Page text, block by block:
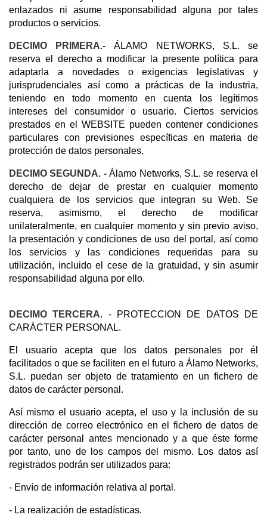
enlazados ni asume responsabilidad alguna por tales
productos o servicios.
DECIMO PRIMERA.-ÁLAMO NETWORKS, S.L. se
reserva el derecho a modificar la presente política para
adaptarla a novedades o exigencias legislativas y
jurisprudenciales así como a prácticas de la industria,
teniendo en todo momento en cuenta los legítimos
intereses del consumidor o usuario. Ciertos servicios
prestados en el WEBSITE pueden contener condiciones
particulares con previsiones específicas en materia de
protección de datos personales.
DECIMO SEGUNDA. -Álamo Networks, S.L. se reserva el
derecho de dejar de prestar en cualquier momento
cualquiera de los servicios que integran su Web. Se
reserva, asimismo, el derecho de modificar
unilateralmente, en cualquier momento y sin previo aviso,
la presentación y condiciones de uso del portal, así como
los servicios y las condiciones requeridas para su
utilización, incluido el cese de la gratuidad, y sin asumir
responsabilidad alguna por ello.
DECIMO TERCERA. - PROTECCION DE DATOS DE
CARÁCTER PERSONAL.
El usuario acepta que los datos personales por él
facilitados o que se faciliten en el futuro a Álamo Networks,
S.L. puedan ser objeto de tratamiento en un fichero de
datos de carácter personal.
Así mismo el usuario acepta, el uso y la inclusión de su
dirección de correo electrónico en el fichero de datos de
carácter personal antes mencionado y a que éste forme
por tanto, uno de los campos del mismo. Los datos así
registrados podrán ser utilizados para:
- Envío de información relativa al portal.
- La realización de estadísticas.